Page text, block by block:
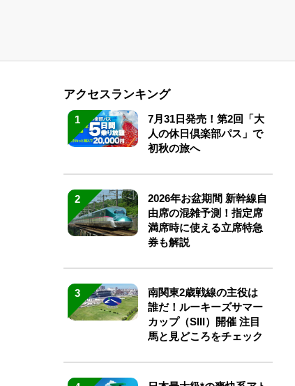
アクセスランキング
1
7月31日発売！第2回「大
人の休日倶楽部パス」で
初秋の旅へ
2
2026年お盆期間 新幹線自
由席の混雑予測！指定席
満席時に使える立席特急
券も解説
3
南関東2歳戦線の主役は
誰だ！ルーキーズサマー
カップ（SIII）開催 注目
馬と見どころをチェック